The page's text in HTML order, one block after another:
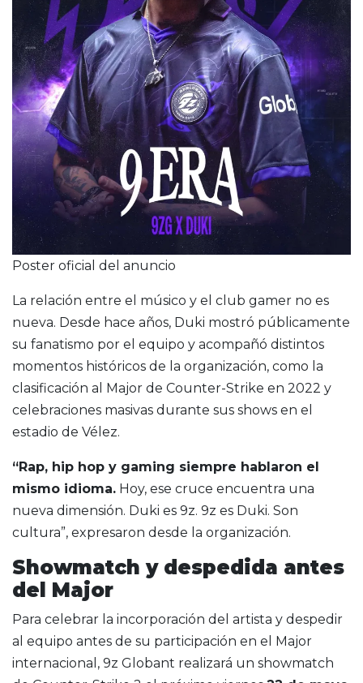
Poster oficial del anuncio
La relación entre el músico y el club gamer no es
nueva. Desde hace años, Duki mostró públicamente
su fanatismo por el equipo y acompañó distintos
momentos históricos de la organización, como la
clasificación al Major de Counter-Strike en 2022 y
celebraciones masivas durante sus shows en el
estadio de Vélez.
“Rap, hip hop y gaming siempre hablaron el
mismo idioma. Hoy, ese cruce encuentra una
nueva dimensión. Duki es 9z. 9z es Duki. Son
cultura”, expresaron desde la organización.
Showmatch y despedida antes
del Major
Para celebrar la incorporación del artista y despedir
al equipo antes de su participación en el Major
internacional, 9z Globant realizará un showmatch